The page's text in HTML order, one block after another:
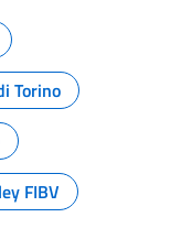
Torino
FIBV